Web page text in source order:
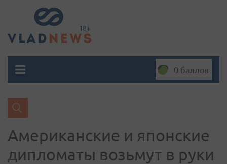
0 баллов
Американские и японские
дипломаты возьмут в руки